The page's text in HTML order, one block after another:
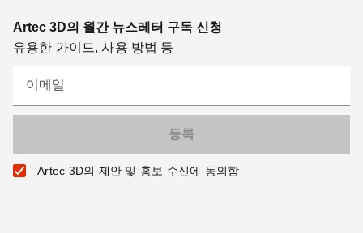
Artec 3D의 월간 뉴스레터 구독 신청
유용한 가이드, 사용 방법 등
이메일
Artec 3D의 제안 및 홍보 수신에 동의함